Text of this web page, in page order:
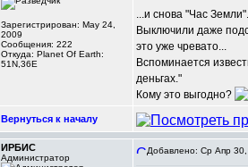
Зарегистрирован: May 24,
2009
Сообщения: 222
Откуда: Planet Of Earth:
51N,36E
...и снова "Час
Выключили даже
это уже чревато...
Вспоминается
деньгах."
Кому это выгодно?
Вернуться к началу
ИРБИС
Администратор
Добавлено: Ср Апр